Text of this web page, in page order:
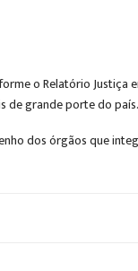
o Relatório Justiça
de grande porte do país.
dos órgãos que